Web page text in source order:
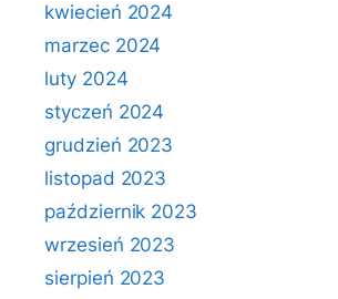
kwiecień 2024
marzec 2024
luty 2024
styczeń 2024
grudzień 2023
listopad 2023
październik 2023
wrzesień 2023
sierpień 2023